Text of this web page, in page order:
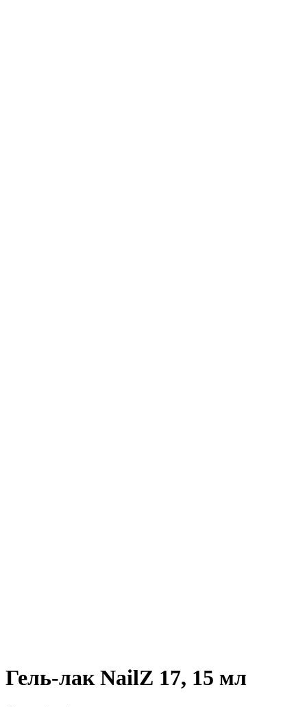
Гель-лак NailZ 17, 15 мл